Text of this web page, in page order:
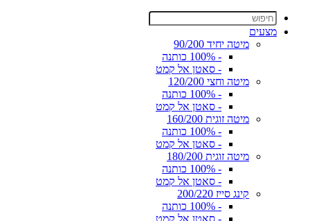
מצעים
מיטה יחיד 90/200
- 100% כותנה
- סאטן אל קמט
מיטה וחצי 120/200
- 100% כותנה
- סאטן אל קמט
מיטה זוגית 160/200
- 100% כותנה
- סאטן אל קמט
מיטה זוגית 180/200
- 100% כותנה
- סאטן אל קמט
קינג סייז 200/220
- 100% כותנה
- סאטן אל קמט